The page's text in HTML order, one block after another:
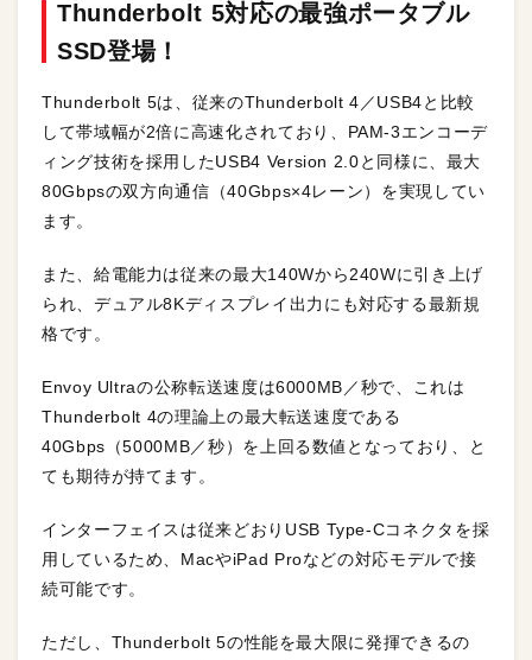
Thunderbolt 5対応の最強ポータブル
SSD登場！
Thunderbolt 5は、従来のThunderbolt 4／USB4と比較
して帯域幅が2倍に高速化されており、PAM-3エンコーデ
ィング技術を採用したUSB4 Version 2.0と同様に、最大
80Gbpsの双方向通信（40Gbps×4レーン）を実現してい
ます。
また、給電能力は従来の最大140Wから240Wに引き上げ
られ、デュアル8Kディスプレイ出力にも対応する最新規
格です。
Envoy Ultraの公称転送速度は6000MB／秒で、これは
Thunderbolt 4の理論上の最大転送速度である
40Gbps（5000MB／秒）を上回る数値となっており、と
ても期待が持てます。
インターフェイスは従来どおりUSB Type-Cコネクタを採
用しているため、MacやiPad Proなどの対応モデルで接
続可能です。
ただし、Thunderbolt 5の性能を最大限に発揮できるの